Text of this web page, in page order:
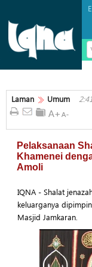
Laman Umum
Pelaksanaan
Khamenei
Amoli
IQNA - Shalat
keluarganya
Masjid Jamkaran.